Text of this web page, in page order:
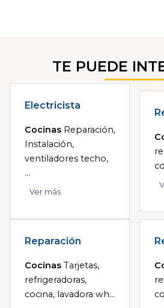
TE PUEDE
Electricista
Cocinas Reparación,
Instalación,
ventiladores techo,
...
Ver más
Reparación
Cocinas Tarjetas,
refrigeradoras,
cocina, lavadora wh...